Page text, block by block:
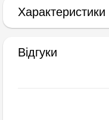
Характеристики
Відгуки